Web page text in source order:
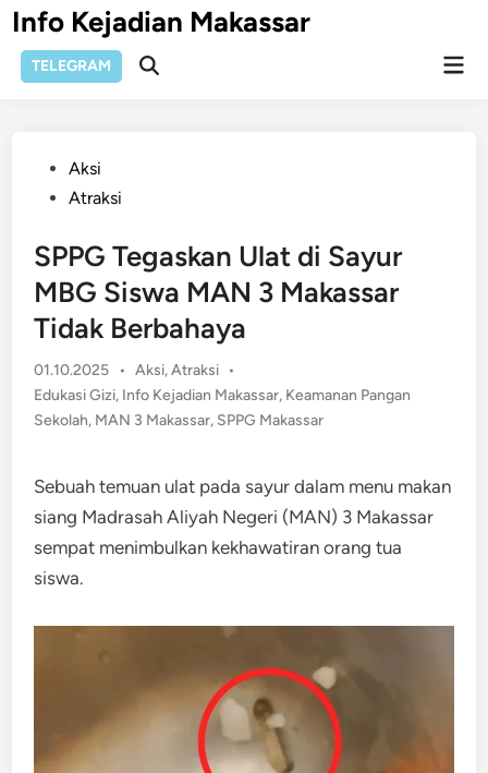
Skip
to
content
Info Kejadian Makassar
TELEGRAM
Open
PostedAksi
Atraksi
SPPG Tegaskan Ulat di Sayur
MBG Siswa MAN 3 Makassar
Tidak Berbahaya
01.10.2025 • Posted
in
Aksi,Atraksi •
Edukasi Gizi, Info Kejadian Makassar, Keamanan Pangan
Sekolah, MAN 3 Makassar, SPPG Makassar
Sebuah temuan ulat pada sayur dalam menu makan
siang Madrasah Aliyah Negeri (MAN) 3 Makassar
sempat menimbulkan kekhawatiran orang tua
siswa.